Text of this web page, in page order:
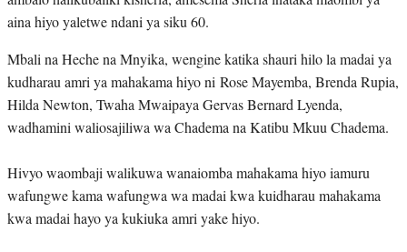
aina hiyo yaletwe ndani ya siku 60.
Mbali na Heche na Mnyika, wengine katika shauri hilo la madai ya
kudharau amri ya mahakama hiyo ni Rose Mayemba, Brenda Rupia,
Hilda Newton, Twaha Mwaipaya Gervas Bernard Lyenda,
wadhamini waliosajiliwa wa Chadema na Katibu Mkuu Chadema.
Hivyo waombaji walikuwa wanaiomba mahakama hiyo iamuru
wafungwe kama wafungwa wa madai kwa kuidharau mahakama
kwa madai hayo ya kukiuka amri yake hiyo.